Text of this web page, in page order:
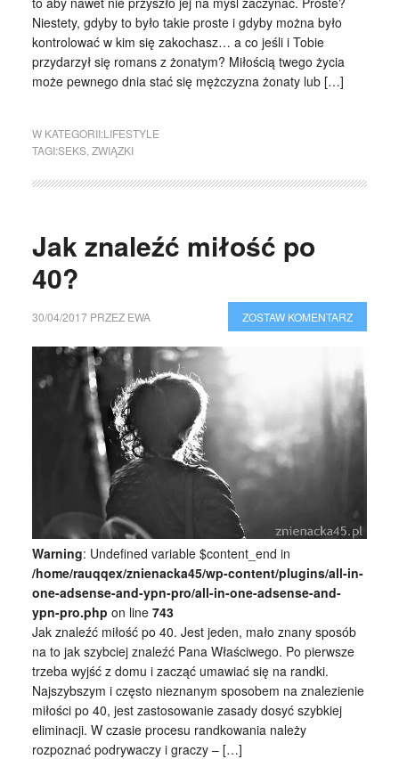
Niestety, gdyby to było takie proste i gdyby można było
kontrolować w kim się zakochasz… a co jeśli i Tobie
przydarzył się romans z żonatym? Miłością twego życia
może pewnego dnia stać się mężczyzna żonaty lub […]
W KATEGORII:LIFESTYLE
TAGI:SEKS, ZWIĄZKI
Jak znaleźć miłość po
40?
30/04/2017PRZEZ EWA ZOSTAW KOMENTARZ
Warning: Undefined variable $content_end in
/home/rauqqex/znienacka45/wp-content/plugins/all-in-
one-adsense-and-ypn-pro/all-in-one-adsense-and-
ypn-pro.php on line 743
Jak znaleźć miłość po 40. Jest jeden, mało znany sposób
na to jak szybciej znaleźć Pana Właściwego. Po pierwsze
trzeba wyjść z domu i zacząć umawiać się na randki.
Najszybszym i często nieznanym sposobem na znalezienie
miłości po 40, jest zastosowanie zasady dosyć szybkiej
eliminacji. W czasie procesu randkowania należy
rozpoznać podrywaczy i graczy – […]